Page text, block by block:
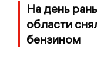
На день
области
бензином